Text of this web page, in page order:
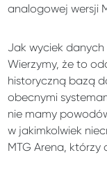
analogowej wersji
Jak wyciek
Wierzymy, że to
historyczną bazą
obecnymi
nie mamy
w jakimkolwiek
MTG Arena,